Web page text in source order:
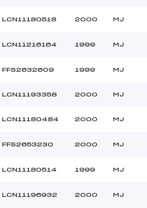
LCN11180518 2000 MJ
LCN11216164 1999 MJ
FFS2632609 1999 MJ
LCN11193358 2000 MJ
LCN11180484 2000 MJ
FFS2653230 2000 MJ
LCN11180514 1999 MJ
LCN11196932 2000 MJ